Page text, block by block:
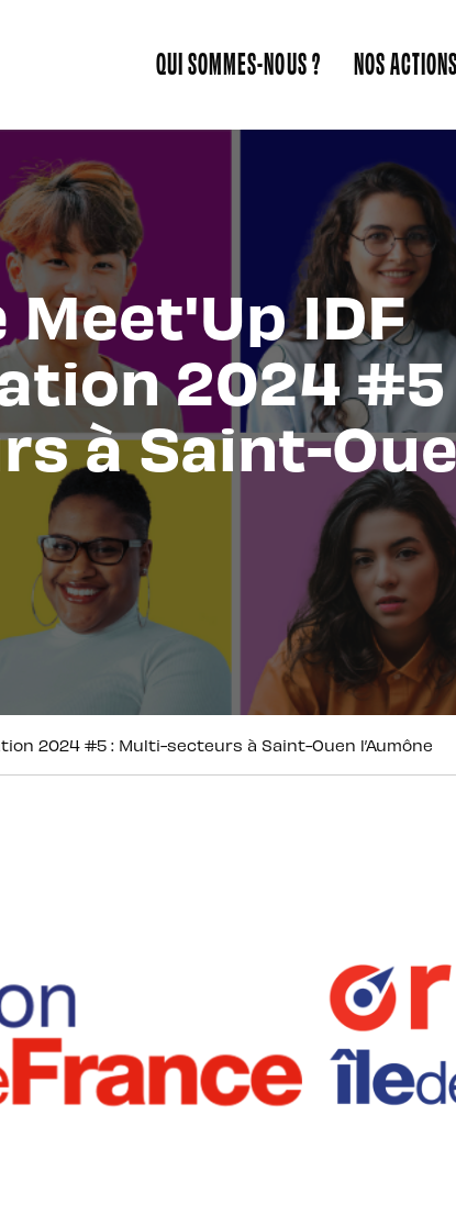
QUI SOMMES-NOUS ? NOS ACTIONS
IDF
2024 #5
à Saint-
2024 #5 : Multi-secteurs à Saint-Ouen l’Aumône